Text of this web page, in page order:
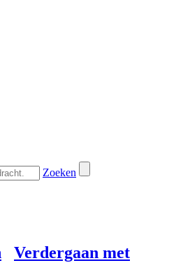
Zoeken
Verdergaan met